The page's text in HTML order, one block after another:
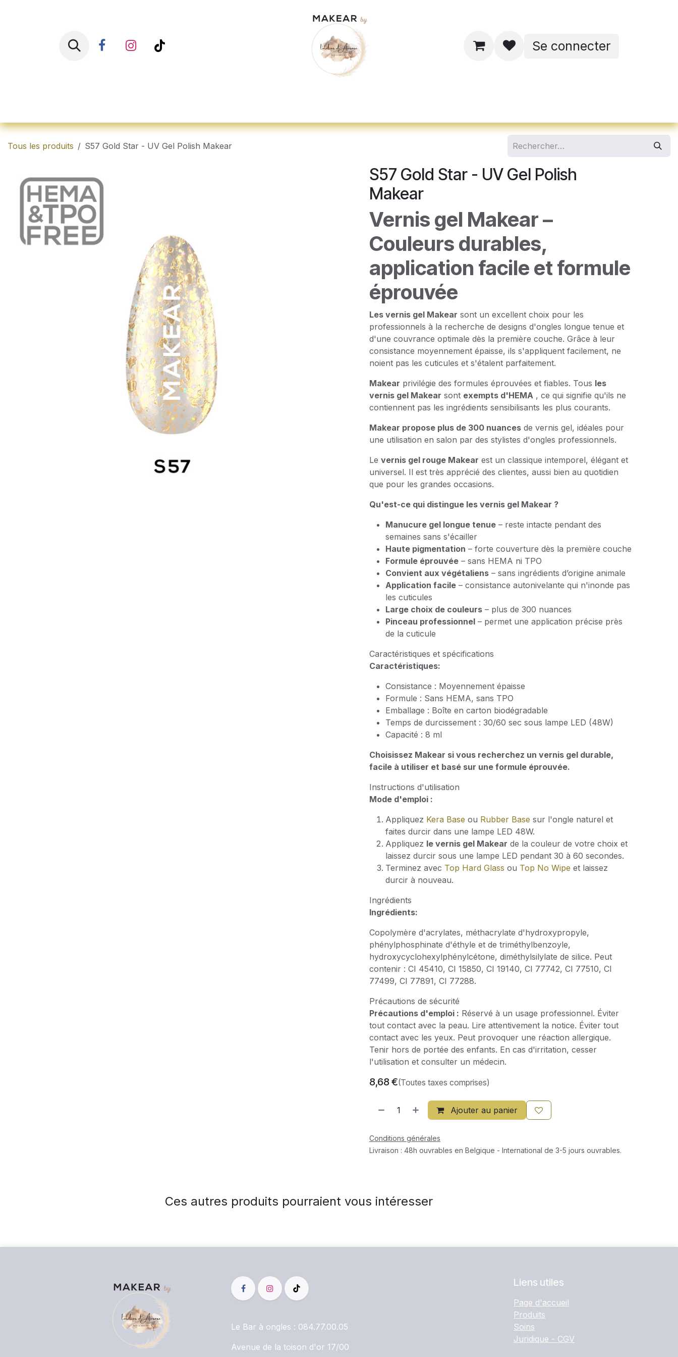
Se connecter
Tous les produits S57 Gold Star - UV Gel Polish Makear
S57 Gold Star - UV Gel Polish
Makear
Vernis gel Makear –
Couleurs durables,
application facile et formule
éprouvée
Les vernis gel Makear sont un excellent choix pour les
professionnels à la recherche de designs d'ongles longue tenue et
d'une couvrance optimale dès la première couche. Grâce à leur
consistance moyennement épaisse, ils s'appliquent facilement, ne
noient pas les cuticules et s'étalent parfaitement.
Makear privilégie des formules éprouvées et fiables. Tous les
vernis gel Makear sont exempts d'HEMA , ce qui signifie qu'ils ne
contiennent pas les ingrédients sensibilisants les plus courants.
Makear propose plus de 300 nuances de vernis gel, idéales pour
une utilisation en salon par des stylistes d'ongles professionnels.
Le vernis gel rouge Makear est un classique intemporel, élégant et
universel. Il est très apprécié des clientes, aussi bien au quotidien
que pour les grandes occasions.
Qu'est-ce qui distingue les vernis gel Makear ?
Manucure gel longue tenue – reste intacte pendant des
semaines sans s'écailler
Haute pigmentation – forte couverture dès la première couche
Formule éprouvée – sans HEMA ni TPO
Convient aux végétaliens – sans ingrédients d’origine animale
Application facile – consistance autonivelante qui n'inonde pas
les cuticules
Large choix de couleurs – plus de 300 nuances
Pinceau professionnel – permet une application précise près
de la cuticule
Caractéristiques et spécifications
Caractéristiques:
Consistance : Moyennement épaisse
Formule : Sans HEMA, sans TPO
Emballage : Boîte en carton biodégradable
Temps de durcissement : 30/60 sec sous lampe LED (48W)
Capacité : 8 ml
Choisissez Makear si vous recherchez un vernis gel durable,
facile à utiliser et basé sur une formule éprouvée.
Instructions d'utilisation
Mode d'emploi :
Appliquez Kera Base ou Rubber Base sur l'ongle naturel et
faites durcir dans une lampe LED 48W.
Appliquez le vernis gel Makear de la couleur de votre choix et
laissez durcir sous une lampe LED pendant 30 à 60 secondes.
Terminez avec Top Hard Glass ou Top No Wipe et laissez
durcir à nouveau.
Ingrédients
Ingrédients:
Copolymère d'acrylates, méthacrylate d'hydroxypropyle,
phénylphosphinate d'éthyle et de triméthylbenzoyle,
hydroxycyclohexylphénylcétone, diméthylsilylate de silice. Peut
contenir : CI 45410, CI 15850, CI 19140, CI 77742, CI 77510, CI
77499, CI 77891, CI 77288.
Précautions de sécurité
Précautions d'emploi : Réservé à un usage professionnel. Éviter
tout contact avec la peau. Lire attentivement la notice. Éviter tout
contact avec les yeux. Peut provoquer une réaction allergique.
Tenir hors de portée des enfants. En cas d'irritation, cesser
l'utilisation et consulter un médecin.
8,68€(Toutes taxes comprises)
Ajouter au panier
Conditions générales
Livraison : 48h ouvrables en Belgique - International de 3-5 jours ouvrables.
Ces autres produits pourraient vous intéresser
Liens utiles
Page d'accueil
Produits
Soins
Juridique - CGV
Le Bar à ongles : 084.77.00.05
Avenue de la toison d'or 17/00